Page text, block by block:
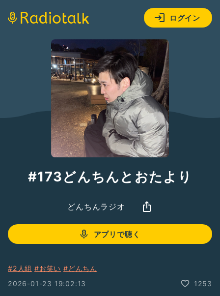
ログイン
#173どんちんとおたより
どんちんラジオ
アプリで聴く
#2人組 #お笑い #どんちん
2026-01-23 19:02:13
1253